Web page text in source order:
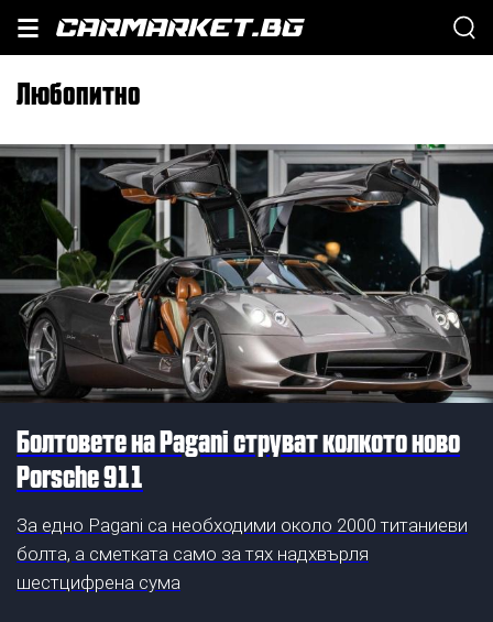
Любопитно
Болтовете на Pagani струват колкото ново
Porsche 911
За едно Pagani са необходими около 2000 титаниеви
болта, а сметката само за тях надхвърля
шестцифрена сума